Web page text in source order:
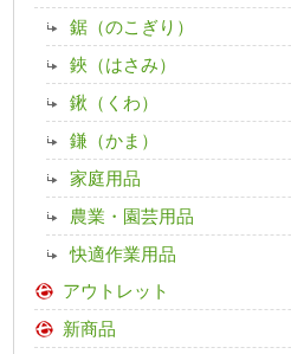
鋸（のこぎり）
鋏（はさみ）
鍬（くわ）
鎌（かま）
家庭用品
農業・園芸用品
快適作業用品
アウトレット
新商品